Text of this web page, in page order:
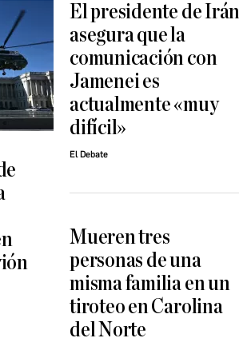
El presidente de Irán
asegura que la
comunicación con
Jamenei es
actualmente «muy
difícil»
El Debate
Mueren tres
personas de una
misma familia en un
tiroteo en Carolina
del Norte